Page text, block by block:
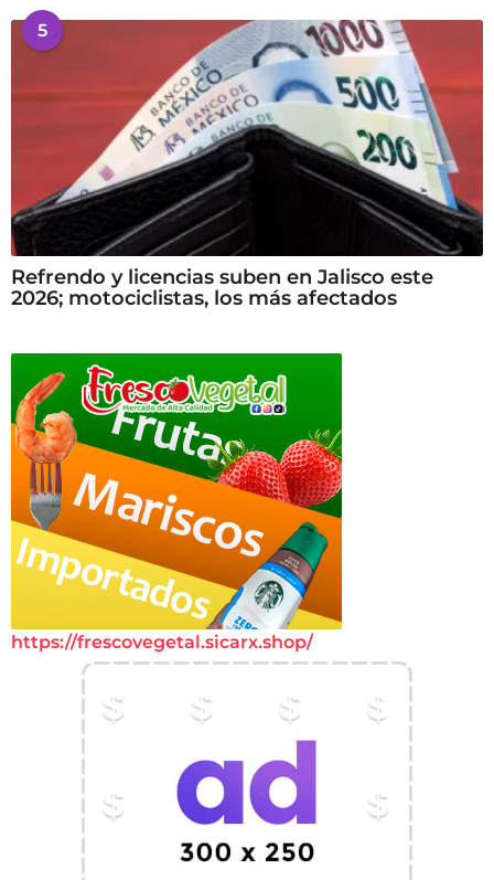
5
Refrendo y licencias suben en Jalisco este
2026; motociclistas, los más afectados
https://frescovegetal.sicarx.shop/